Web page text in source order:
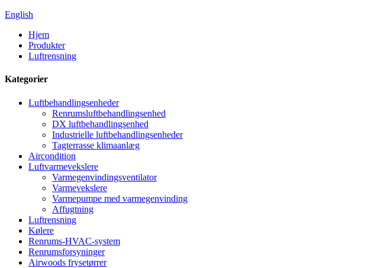
English
Hjem
Produkter
Luftrensning
Kategorier
Luftbehandlingsenheder
Renrumsluftbehandlingsenhed
DX luftbehandlingsenhed
Industrielle luftbehandlingsenheder
Tagterrasse klimaanlæg
Aircondition
Luftvarmevekslere
Varmegenvindingsventilator
Varmevekslere
Varmepumpe med varmegenvinding
Affugtning
Luftrensning
Kølere
Renrums-HVAC-system
Renrumsforsyninger
Airwoods frysetørrer